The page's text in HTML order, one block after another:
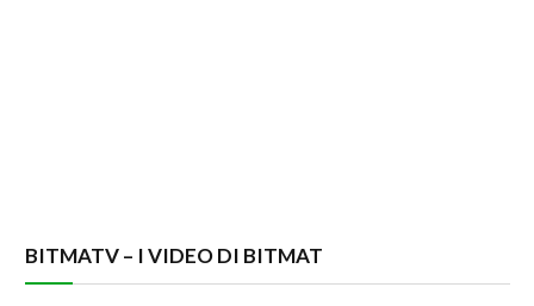
BITMATV – I VIDEO DI BITMAT